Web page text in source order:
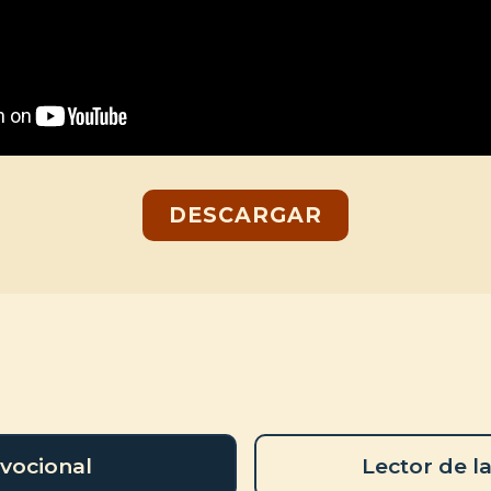
DESCARGAR
Lector de